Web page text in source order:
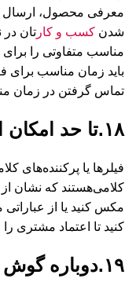
معرفی محصول، ارسال
شدن کسب و کار تان
مناسب متفاوتی را
باید زمان مناسب برای
تماس گرفتن در زمان
۱۸.تا حد امکان از فیلرها استفاده نکنید
فیلرها یا پرکننده‌های
کلامی‌هستند که نشان
مکس کنید یا از
کنید تا اعتماد مشتری
۱۹.دوباره گوش کنید